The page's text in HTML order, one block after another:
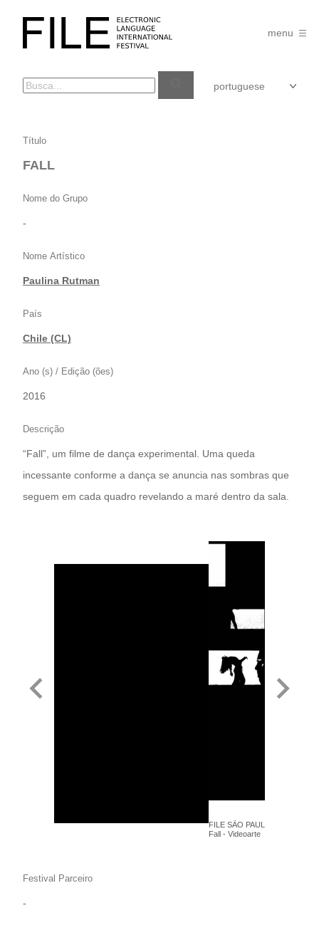
FILE
FESTIVAL
menu
FALL
Título
FALL
Nome do Grupo
-
Nome Artístico
Paulina Rutman
País
Chile (CL)
Ano (s) / Edição (ões)
2016
Descrição
“Fall”, um filme de dança experimental. Uma queda
incessante conforme a dança se anuncia nas sombras que
seguem em cada quadro revelando a maré dentro da sala.
FILE SÃO PAULO 2016 -
Fall - Videoarte
Festival Parceiro
-